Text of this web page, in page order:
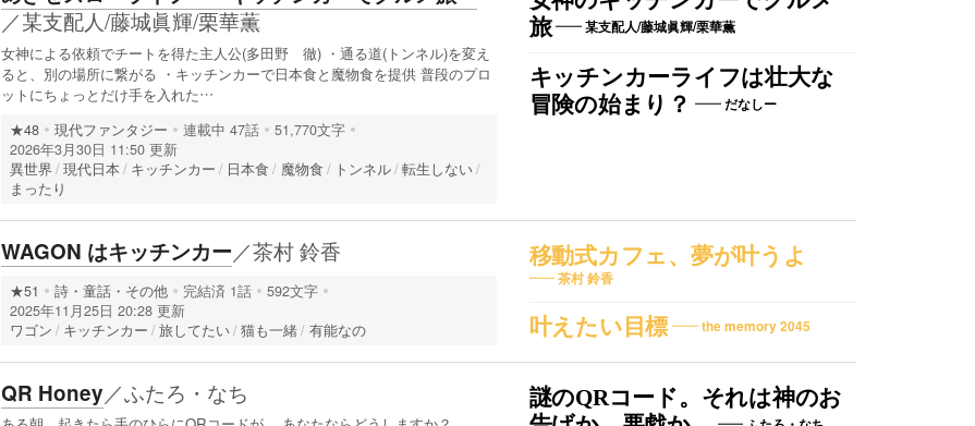
旅
某支配人/藤城眞輝/栗華薫
キッチンカーライフは壮大な
冒険の始まり？
だなしー
／某支配人/藤城眞輝/栗華薫
女神による依頼でチートを得た主人公(多田野 徹) ・通る道(トンネル)を変え
ると、別の場所に繋がる ・キッチンカーで日本食と魔物食を提供 普段のプロ
ットにちょっとだけ手を入れた…
★48 現代ファンタジー 連載中 47話
51,770文字
2026年3月30日 11:50 更新
異世界
現代日本 キッチンカー 日本食 魔物食 トンネル 転生しない
まったり
移動式カフェ、夢が叶うよ
茶村 鈴香
叶えたい目標 the memory 2045
WAGON はキッチンカー／茶村 鈴香
★51 詩・童話・その他 完結済 1話
592文字
2025年11月25日 20:28 更新
ワゴン
キッチンカー 旅してたい 猫も一緒 有能なの
謎のQRコード。それは神のお
QR Honey／ふたろ・なち